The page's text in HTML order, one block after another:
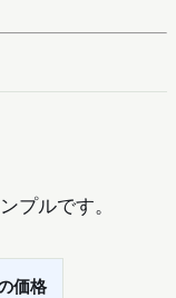
プルです。
価格